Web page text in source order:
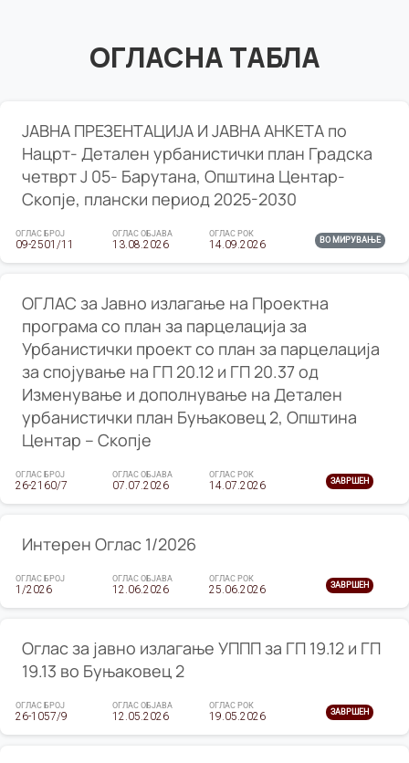
ОГЛАСНА ТАБЛА
ЈАВНА ПРЕЗЕНТАЦИЈА И ЈАВНА АНКЕТА по
Нацрт- Детален урбанистички план Градска
четврт Ј 05- Барутана, Општина Центар-
Скопје, плански период 2025-2030
ОГЛАС БРОЈ
09-2501/11
ОГЛАС ОБЈАВА
13.08.2026
ОГЛАС РОК
14.09.2026 ВО МИРУВАЊЕ
ОГЛАС за Јавно излагање на Проектна
програма со план за парцелација за
Урбанистички проект со план за парцелација
за спојување на ГП 20.12 и ГП 20.37 од
Изменување и дополнување на Детален
урбанистички план Буњаковец 2, Општина
Центар – Скопје
ОГЛАС БРОЈ
26-2160/7
ОГЛАС ОБЈАВА
07.07.2026
ОГЛАС РОК
14.07.2026 ЗАВРШЕН
Интерен Оглас 1/2026
ОГЛАС БРОЈ
1/2026
ОГЛАС ОБЈАВА
12.06.2026
ОГЛАС РОК
25.06.2026 ЗАВРШЕН
Оглас за јавно излагање УППП за ГП 19.12 и ГП
19.13 во Буњаковец 2
ОГЛАС БРОЈ
26-1057/9
ОГЛАС ОБЈАВА
12.05.2026
ОГЛАС РОК
19.05.2026 ЗАВРШЕН